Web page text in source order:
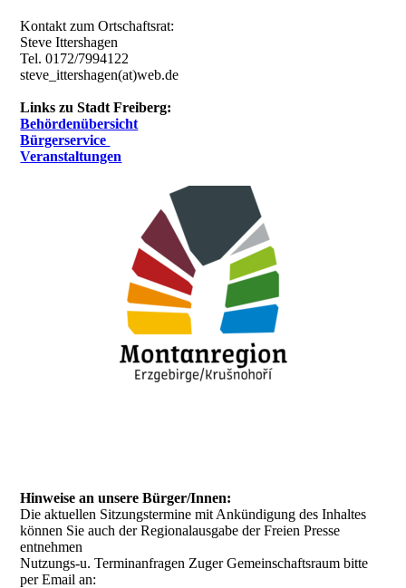
Kontakt zum Ortschaftsrat:
Steve Ittershagen
Tel. 0172/7994122
steve_ittershagen(at)web.de
Links zu Stadt Freiberg:
Behördenübersicht
Bürgerservice
Veranstaltungen
Hinweise an unsere Bürger/Innen:
Die aktuellen Sitzungstermine mit Ankündigung des Inhaltes
können Sie auch der Regionalausgabe der Freien Presse
entnehmen
Nutzungs-u. Terminanfragen Zuger Gemeinschaftsraum bitte
per Email an: